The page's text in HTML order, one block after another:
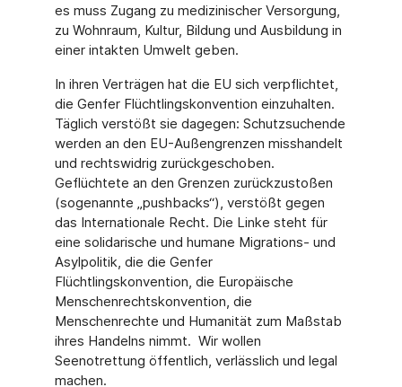
es muss Zugang zu medizinischer Versorgung,
zu Wohnraum, Kultur, Bildung und Ausbildung in
einer intakten Umwelt geben.
In ihren Verträgen hat die EU sich verpflichtet,
die Genfer Flüchtlingskonvention einzuhalten.
Täglich verstößt sie dagegen: Schutzsuchende
werden an den EU-Außengrenzen misshandelt
und rechtswidrig zurückgeschoben.
Geflüchtete an den Grenzen zurückzustoßen
(sogenannte „pushbacks“), verstößt gegen
das Internationale Recht. Die Linke steht für
eine solidarische und humane Migrations- und
Asylpolitik, die die Genfer
Flüchtlingskonvention, die Europäische
Menschenrechtskonvention, die
Menschenrechte und Humanität zum Maßstab
ihres Handelns nimmt. Wir wollen
Seenotrettung öffentlich, verlässlich und legal
machen.